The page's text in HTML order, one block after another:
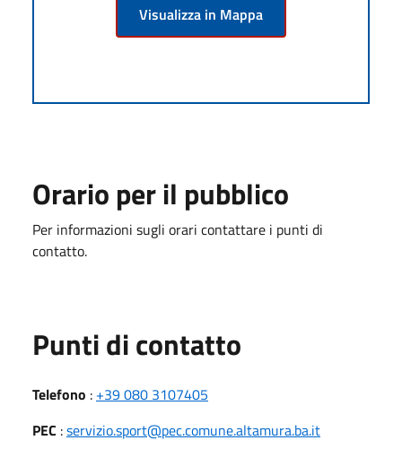
Visualizza in Mappa
Orario per il pubblico
Per informazioni sugli orari contattare i punti di
contatto.
Punti di contatto
Telefono : +39 080 3107405
PEC :servizio.sport@pec.comune.altamura.ba.it